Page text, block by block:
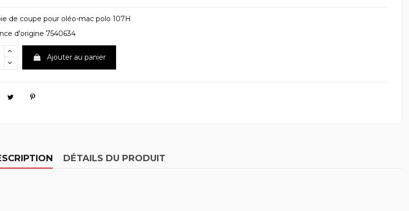
de coupe pour oléo-mac polo 107H
d'origine 7540634
Ajouter au panier
DÉTAILS DU PRODUIT